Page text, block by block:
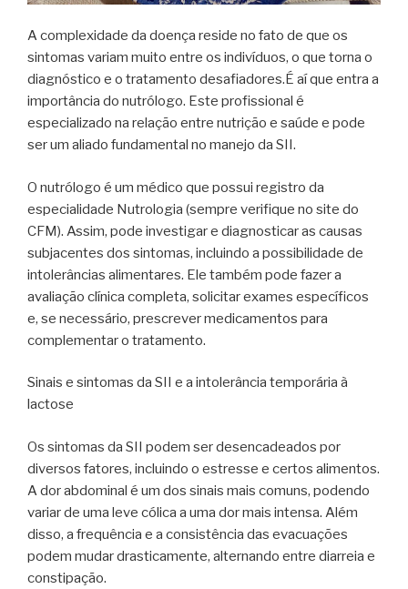
A complexidade da doença reside no fato de que os
sintomas variam muito entre os indivíduos, o que torna o
diagnóstico e o tratamento desafiadores.É aí que entra a
importância do nutrólogo. Este profissional é
especializado na relação entre nutrição e saúde e pode
ser um aliado fundamental no manejo da SII.
O nutrólogo é um médico que possui registro da
especialidade Nutrologia (sempre verifique no site do
CFM). Assim, pode investigar e diagnosticar as causas
subjacentes dos sintomas, incluindo a possibilidade de
intolerâncias alimentares. Ele também pode fazer a
avaliação clínica completa, solicitar exames específicos
e, se necessário, prescrever medicamentos para
complementar o tratamento.
Sinais e sintomas da SII e a intolerância temporária à
lactose
Os sintomas da SII podem ser desencadeados por
diversos fatores, incluindo o estresse e certos alimentos.
A dor abdominal é um dos sinais mais comuns, podendo
variar de uma leve cólica a uma dor mais intensa. Além
disso, a frequência e a consistência das evacuações
podem mudar drasticamente, alternando entre diarreia e
constipação.